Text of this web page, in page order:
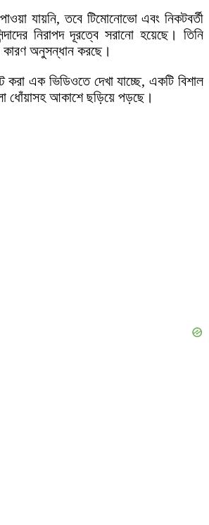
যায়নি, তবে টিমোনোভো এবং নিকটবর্তী
নিরাপদ দূরত্বে সরানো হয়েছে। তিনি
অনুসন্ধান করছে।
করা এক ভিডিওতে দেখা যাচ্ছে, একটি বিশাল
ধোঁয়াসহ আকাশে ছড়িয়ে পড়ছে।